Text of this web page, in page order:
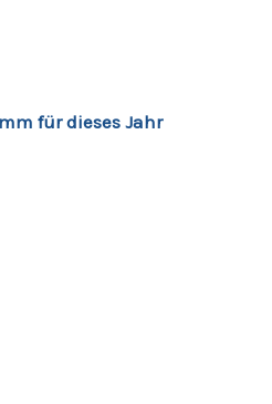
für dieses Jahr